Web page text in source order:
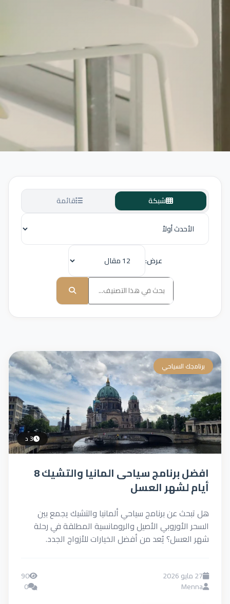
شبكة قائمة
عرض:
برنامجك السياحي
3 د
افضل برنامج سياحى المانيا والتشيك 8
أيام لشهر العسل
هل تبحث عن برنامج سياحي ألمانيا والتشيك يجمع بين
السحر الأوروبي الأصيل والرومانسية المطلقة في رحلة
شهر العسل؟ يُعد من أفضل الخيارات للأزواج الجدد.
27 مايو 2026
Menna
90
0